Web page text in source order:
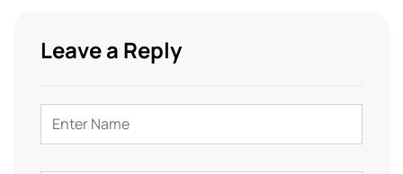
Leave a Reply